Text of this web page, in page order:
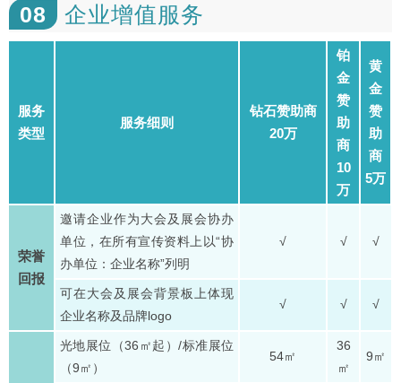
08 企业增值服务
服务
类型
服务细则
钻石赞助商
20万
铂
金
赞
助
商
10
万
黄
金
赞
助
商
5万
荣誉
回报
邀请企业作为大会及展会协办
单位，在所有宣传资料上以“协
办单位：企业名称”列明
√ √ √
可在大会及展会背景板上体现
企业名称及品牌logo
√ √ √
光地展位（36㎡起）/标准展位
（9㎡）
54㎡
36
㎡
9㎡